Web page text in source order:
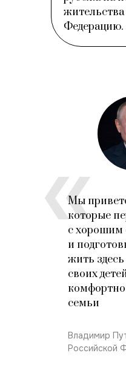
Федерацию.
Мы
которые
с хорошим
и
жить
своих
семьи
«
Владимир
Российской